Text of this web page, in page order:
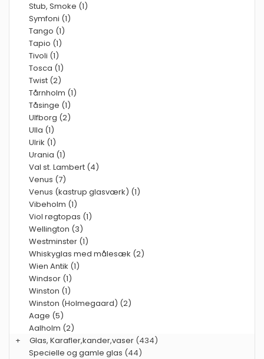
Stub, Smoke (1)
Symfoni (1)
Tango (1)
Tapio (1)
Tivoli (1)
Tosca (1)
Twist (2)
Tårnholm (1)
Tåsinge (1)
Ulfborg (2)
Ulla (1)
Ulrik (1)
Urania (1)
Val st. Lambert (4)
Venus (7)
Venus (kastrup glasværk) (1)
Vibeholm (1)
Viol røgtopas (1)
Wellington (3)
Westminster (1)
Whiskyglas med målesæk (2)
Wien Antik (1)
Windsor (1)
Winston (1)
Winston (Holmegaard) (2)
Aage (5)
Aalholm (2)
+
Glas, Karafler,kander,vaser (434)
Specielle og gamle glas (44)